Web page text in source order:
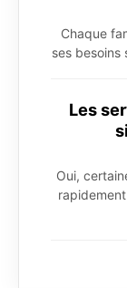
Chaque
ses besoins
Les
Oui,